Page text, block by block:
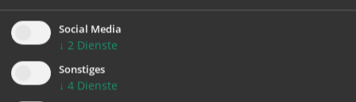
Social Media
↓ 2 Dienste
Sonstiges
↓ 4 Dienste